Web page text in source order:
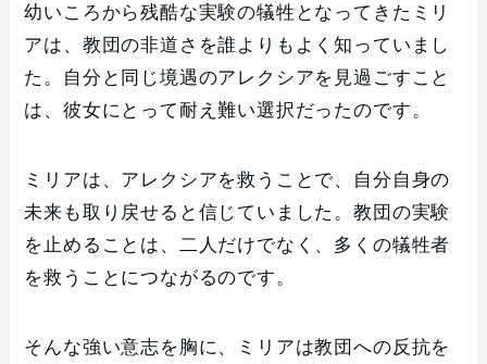
幼いころから残酷な実験の犠牲となってきたミリ
アは、教団の非道さを誰よりもよく知っていまし
た。自分と同じ境遇のアレクシアを見過ごすこと
は、彼女にとって耐え難い選択だったのです。
ミリアは、アレクシアを救うことで、自分自身の
未来も取り戻せると信じていました。教団の実験
を止めることは、二人だけでなく、多くの犠牲者
を救うことにつながるのです。
そんな強い意志を胸に、ミリアは教団への反抗を